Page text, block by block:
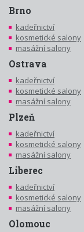
Brno
kadeřnictví
kosmetické salony
masážní salony
Ostrava
kadeřnictví
kosmetické salony
masážní salony
Plzeň
kadeřnictví
kosmetické salony
masážní salony
Liberec
kadeřnictví
kosmetické salony
masážní salony
Olomouc